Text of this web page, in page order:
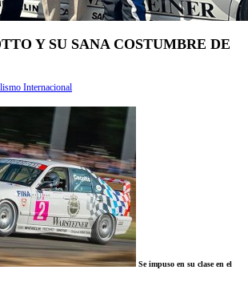
Y SU SANA COSTUMBRE DE
Internacional
Se impuso en su clase en el